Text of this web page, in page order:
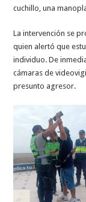
cuchillo, una
La intervención se
quien alertó que
individuo. De
cámaras de
presunto agresor.